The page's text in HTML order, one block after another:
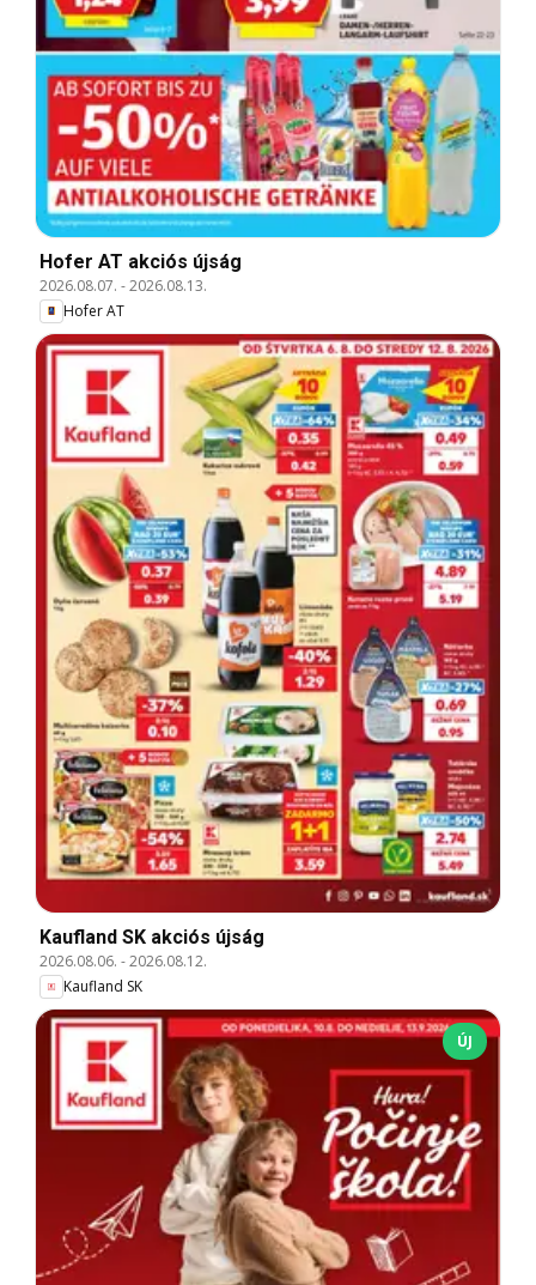
Hofer AT akciós újság
2026.08.07. -2026.08.13.
Hofer AT
Kaufland SK akciós újság
2026.08.06. -2026.08.12.
Kaufland SK
ÚJ